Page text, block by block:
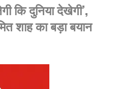
कि दुनिया देखेगी’,
शाह का बड़ा बयान